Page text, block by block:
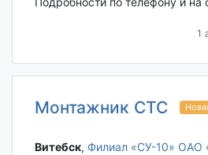
1
Монтажник СТС
Витебск‎, Филиал «СУ-10» ОАО